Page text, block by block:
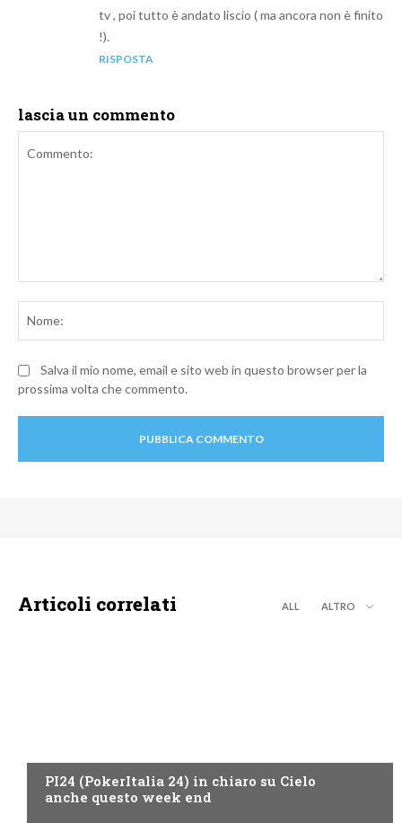
tv , poi tutto è andato liscio ( ma ancora non è finito
!).
RISPOSTA
lascia un commento
Salva il mio nome, email e sito web in questo browser per la
prossima volta che commento.
Articoli correlati ALL ALTRO
PI24 (PokerItalia 24) in chiaro su Cielo
anche questo week end